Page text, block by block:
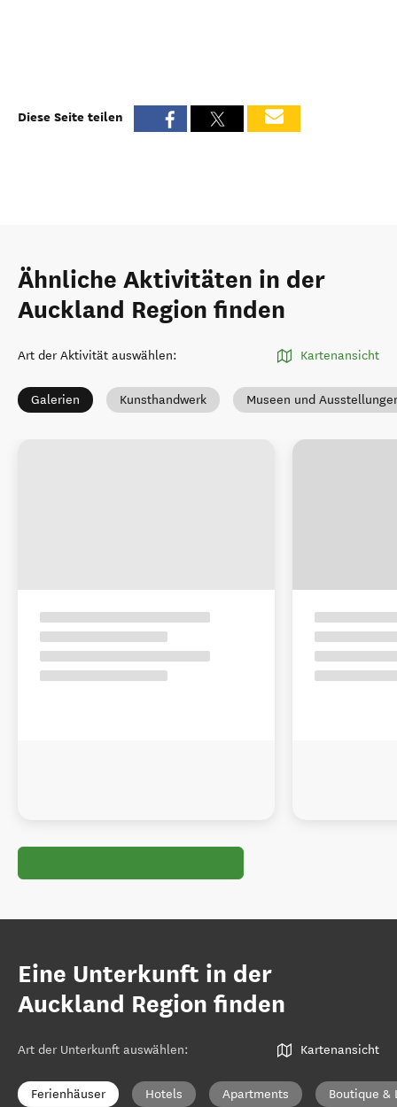
Diese Seite teilen
Ähnliche Aktivitäten in der
Auckland Region finden
Art der Aktivität auswählen: Kartenansicht
Galerien Kunsthandwerk Museen und
Eine Unterkunft in der
Auckland Region finden
Art der Unterkunft auswählen: Kartenansicht
Ferienhäuser Hotels Apartments Boutique &